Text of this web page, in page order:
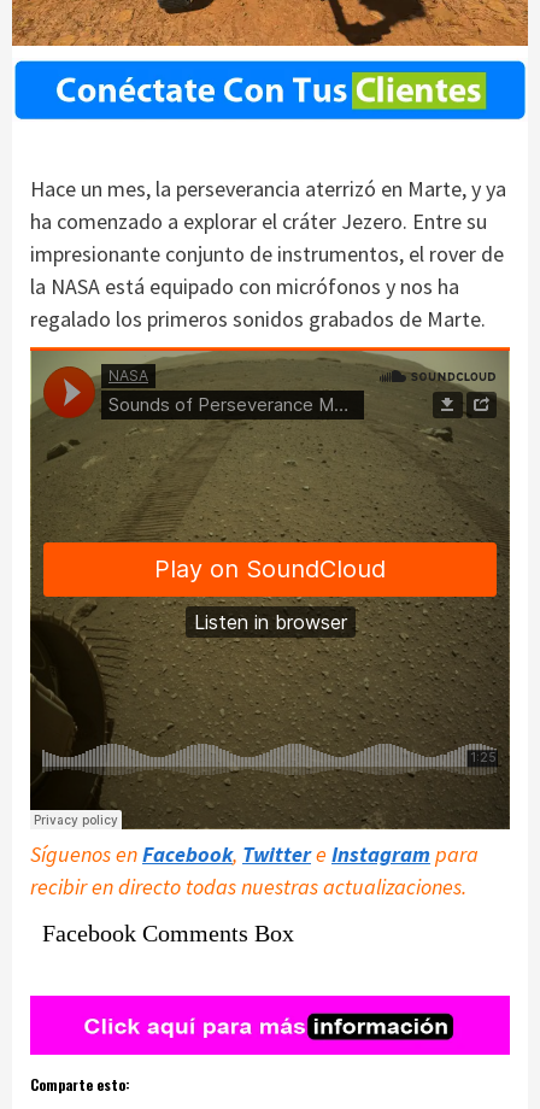
Hace un mes, la perseverancia aterrizó en Marte, y ya
ha comenzado a explorar el cráter Jezero. Entre su
impresionante conjunto de instrumentos, el rover de
la NASA está equipado con micrófonos y nos ha
regalado los primeros sonidos grabados de Marte.
Síguenos enFacebook, Twittere Instagram para
recibir en directo todas nuestras actualizaciones.
Facebook Comments Box
Comparte esto: